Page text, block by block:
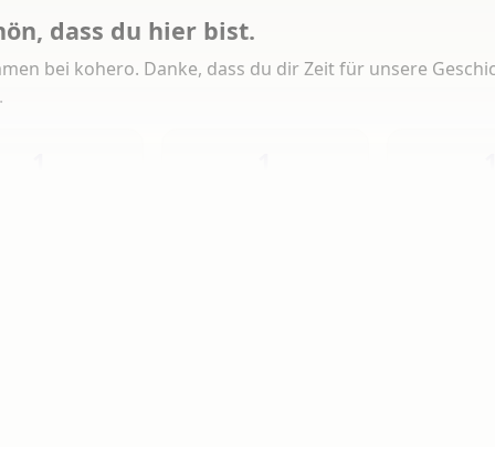
dass du hier bist.
bei kohero. Danke, dass du dir Zeit für unsere